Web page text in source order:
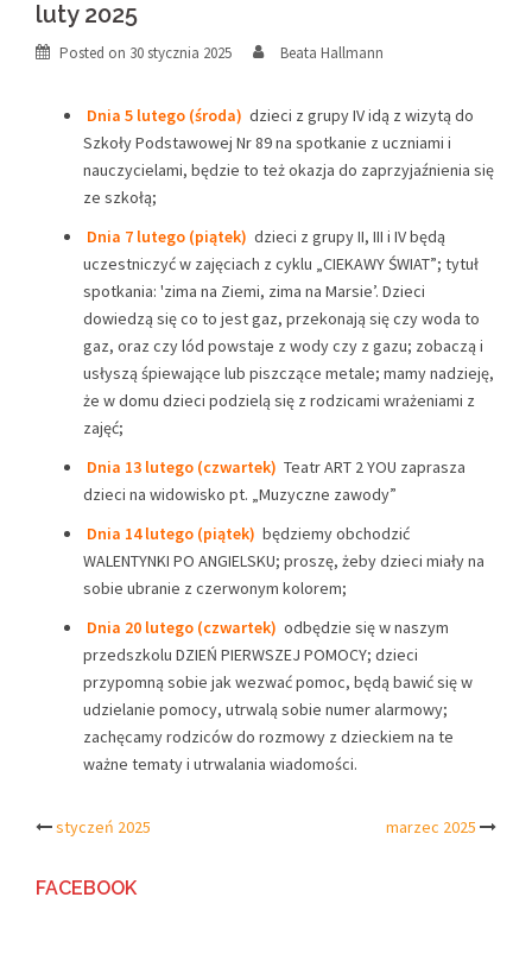
luty 2025
Posted on 30 stycznia 2025 Beata Hallmann
Dnia 5 lutego (środa) dzieci z grupy IV idą z wizytą do
Szkoły Podstawowej Nr 89 na spotkanie z uczniami i
nauczycielami, będzie to też okazja do zaprzyjaźnienia się
ze szkołą;
Dnia 7 lutego (piątek) dzieci z grupy II, III i IV będą
uczestniczyć w zajęciach z cyklu „CIEKAWY ŚWIAT”; tytuł
spotkania: 'zima na Ziemi, zima na Marsie’. Dzieci
dowiedzą się co to jest gaz, przekonają się czy woda to
gaz, oraz czy lód powstaje z wody czy z gazu; zobaczą i
usłyszą śpiewające lub piszczące metale; mamy nadzieję,
że w domu dzieci podzielą się z rodzicami wrażeniami z
zajęć;
Dnia 13 lutego (czwartek) Teatr ART 2 YOU zaprasza
dzieci na widowisko pt. „Muzyczne zawody”
Dnia 14 lutego (piątek) będziemy obchodzić
WALENTYNKI PO ANGIELSKU; proszę, żeby dzieci miały na
sobie ubranie z czerwonym kolorem;
Dnia 20 lutego (czwartek) odbędzie się w naszym
przedszkolu DZIEŃ PIERWSZEJ POMOCY; dzieci
przypomną sobie jak wezwać pomoc, będą bawić się w
udzielanie pomocy, utrwalą sobie numer alarmowy;
zachęcamy rodziców do rozmowy z dzieckiem na te
ważne tematy i utrwalania wiadomości.
Post
navigation
styczeń 2025 marzec 2025
FACEBOOK